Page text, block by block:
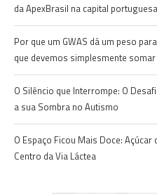
da ApexBrasil na capital portuguesa
Por que um GWAS dá um peso
que devemos simplesmente
O Silêncio que Interrompe: O
a sua Sombra no Autismo
O Espaço Ficou Mais Doce:
Centro da Via Láctea